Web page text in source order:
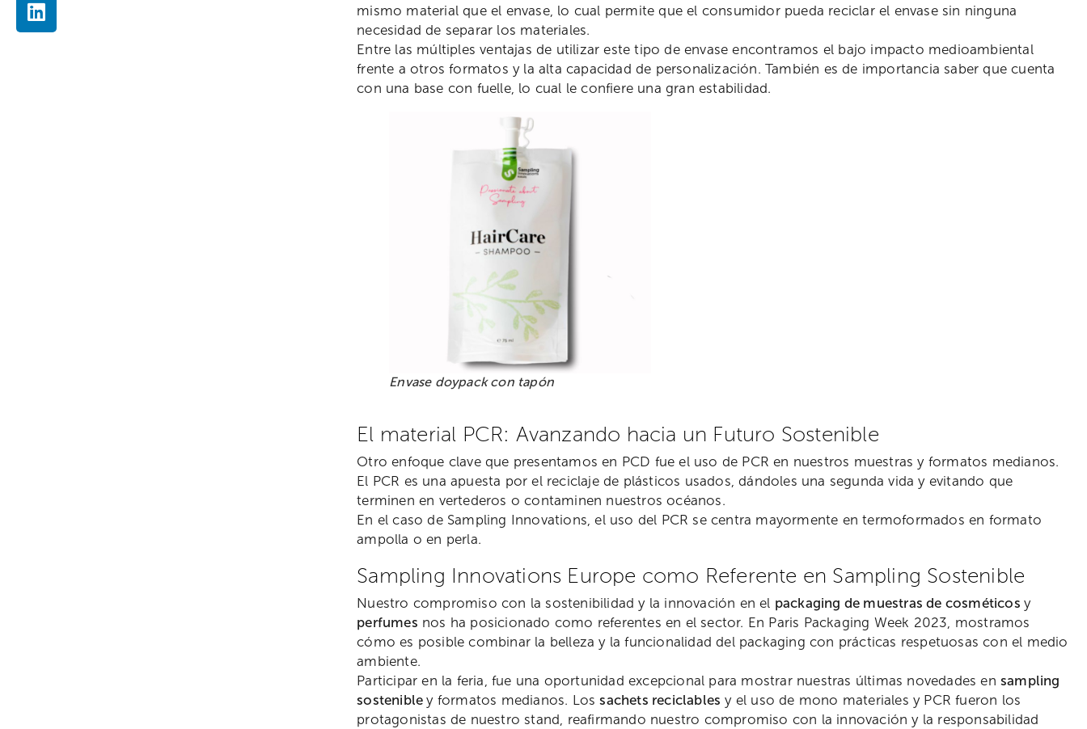
mismo material que el envase, lo cual permite que el consumidor pueda reciclar el envase sin ninguna
necesidad de separar los materiales.
Entre las múltiples ventajas de utilizar este tipo de envase encontramos el bajo impacto medioambiental
frente a otros formatos y la alta capacidad de personalización. También es de importancia saber que cuenta
con una base con fuelle, lo cual le confiere una gran estabilidad.
Envase doypack con tapón
El material PCR: Avanzando hacia un Futuro Sostenible
Otro enfoque clave que presentamos en PCD fue el uso de PCR en nuestros muestras y formatos medianos.
El PCR es una apuesta por el reciclaje de plásticos usados, dándoles una segunda vida y evitando que
terminen en vertederos o contaminen nuestros océanos.
En el caso de Sampling Innovations, el uso del PCR se centra mayormente en termoformados en formato
ampolla o en perla.
Sampling Innovations Europe como Referente en Sampling Sostenible
Nuestro compromiso con la sostenibilidad y la innovación en el packaging de muestras de cosméticosy
perfumes nos ha posicionado como referentes en el sector. En Paris Packaging Week 2023, mostramos
cómo es posible combinar la belleza y la funcionalidad del packaging con prácticas respetuosas con el medio
ambiente.
Participar en la feria, fue una oportunidad excepcional para mostrar nuestras últimas novedades ensampling
sostenibley formatos medianos. Lossachets reciclables y el uso de mono materiales y PCR fueron los
protagonistas de nuestro stand, reafirmando nuestro compromiso con la innovación y la responsabilidad